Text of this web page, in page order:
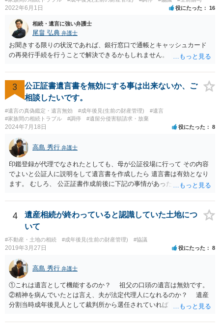
2022年6月1日 役にたった 16
相続・遺言に強い弁護士
尾畠 弘典 弁護士
お聞きする限りの状況であれば、銀行窓口で通帳とキャッシュカード
の再発行手続を行うことで解決できるかもしれません。
3
公正証書遺言書を無効にする事は出来ないか、ご
相談したいです。
#遺言の真偽鑑定・遺言無効 #成年後見(生前の財産管理)
#遺言
#家族間の相続トラブル
#調停 #遺留分侵害額請求・放棄
2024年7月18日 役にたった 8
高島 秀行 弁護士
印鑑登録が代理でなされたとしても、母が公証役場に行って その内容
でよいと公証人に説明をして遺言書を作成したら 遺言書は有効となり
ます。 むしろ、 公正証書作成前後に下記の事情があったことが証明で
月に携帯が新しくなった母からの第一声は「ここにいたら殺される」
「面会に来てくれ」で、長男に聞くと「面会は出来ない。俺は携帯電
話の使い方を教える為に会っている」「母の話は聞かなくて良い」と
にチップが埋められている」等、おかしかったです。 当時の診療記
録、介護認定の資料、介護記録を取得して 弁護士に面談で相談された
方がよいと思います。
4
遺産相続が終わっていると認識していた土地につ
いて
#不動産・土地の相続 #成年後見(生前の財産管理) #協議
2019年3月27日 役にたった 8
高島 秀行 弁護士
①これは遺言として機能するのか？ 祖父の口頭の遺言は無効です。
②精神を病んでいたとは言え、夫が法定代理人になれるのか？ 遺産
分割当時成年後見人として裁判所から選任されていれば 法定代理人
か？ 返せという主張は、取り消し又は無効を認める主張になるので